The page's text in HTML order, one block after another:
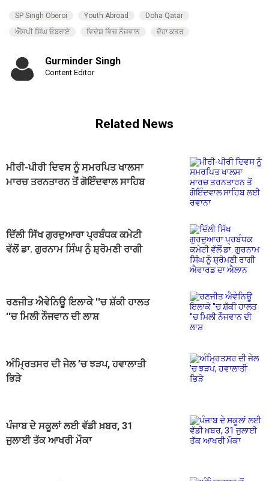
SP Singh Oberoi Youth Abroad
Doha Qatar
ਐੱਸਪੀ ਸਿੰਘ ਓਬਰਾਏ
ਵਿਦੇਸ਼ ਵਿਚ ਨੌਜਵਾਨ ਦੋਹਾ ਕਤਰ
Gurminder Singh
Content Editor
Related News
ਮੀਰੀ-ਪੀਰੀ ਦਿਵਸ ਨੂੰ ਸਮਰਪਿਤ ਖਾਲਸਾ
ਮਾਰਚ ਤਰਨਤਾਰਨ ਤੋਂ ਗੋਇੰਦਵਾਲ ਸਾਹਿਬ
ਦਿੱਲੀ ਸਿੱਖ ਗੁਰਦੁਆਰਾ ਪ੍ਰਬੰਧਕ ਕਮੇਟੀ
ਵੱਲੋਂ ਡਾ. ਗੁਰਨਾਮ ਸਿੰਘ ਨੂੰ ਸ਼੍ਰੋਮਣੀ ਰਾਗੀ
ਰਣਜੀਤ ਐਵੇਨਿਊ ਇਲਾਕੇ ''ਚ ਸ਼ੱਕੀ ਹਾਲਤ
''ਚ ਮਿਲੀ ਨੌਜਵਾਨ ਦੀ ਲਾਸ਼
ਅੰਮ੍ਰਿਤਸਰ ਦੀ ਜੇਲ ’ਚ ਝੜਪ, ਹਵਾਲਾਤੀ
ਭਿੜੇ
ਪੰਜਾਬ ਦੇ ਸਕੂਲਾਂ ਲਈ ਵੱਡੀ ਖ਼ਬਰ, 31
ਜੁਲਾਈ ਤੱਕ ਆਖਰੀ ਮੌਕਾ